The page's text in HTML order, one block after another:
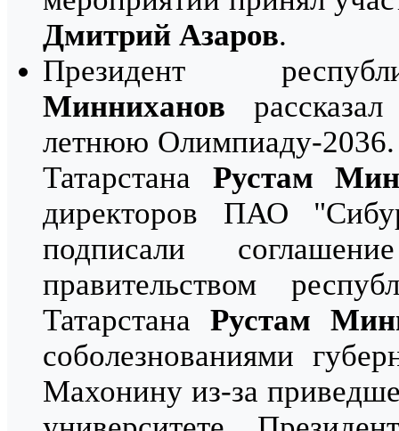
Дмитрий Азаров.
Президент
Минниханов
летнюю Олимпиаду-2036.
Татарстана Рустам
директоров ПАО
подписали
правительством
Татарстана Рустам
соболезнованиями
Махонину из-за